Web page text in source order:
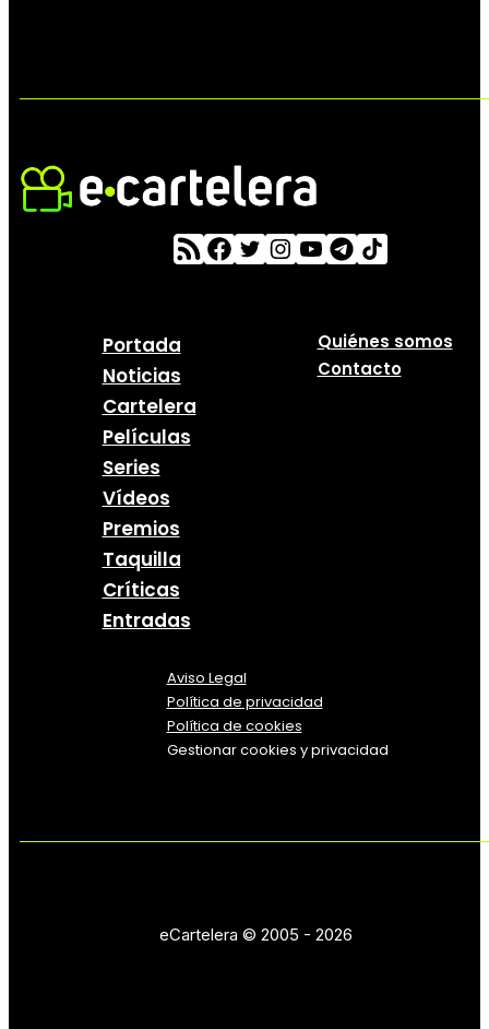
Portada
Noticias
Cartelera
Películas
Series
Vídeos
Premios
Taquilla
Críticas
Entradas
Quiénes somos
Contacto
Aviso Legal
Política de privacidad
Política de cookies
Gestionar cookies y privacidad
eCartelera © 2005 - 2026